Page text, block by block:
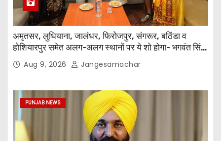
अमृतसर, लुधियाना, जालंधर, फिरोजपुर, संगरूर, बठिंडा व
होशियारपुर समेत अलग-अलग स्थानों पर ये शो होगा- भगवंत सिंह
मान Aug 9, 2026 Jangesamachar
PUNJAB NEWS